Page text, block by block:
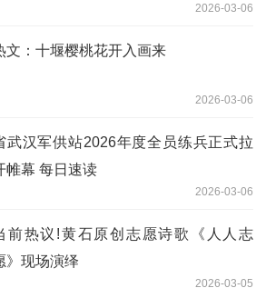
2026-03-06
文：十堰樱桃花开入画来
2026-03-06
武汉军供站2026年度全员练兵正式拉
帷幕 每日速读
2026-03-06
前热议!黄石原创志愿诗歌《人人志
》现场演绎
2026-03-05